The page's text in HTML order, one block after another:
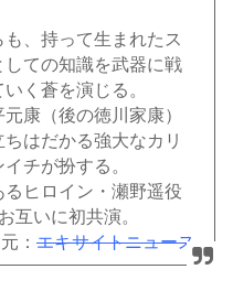
、持って生まれたス
ての知識を武器に戦
く蒼を演じる。
康（後の徳川家康）
はだかる強大なカリ
チが扮する。
ヒロイン・瀬野遥役
互いに初共演。
： エキサイトニュース